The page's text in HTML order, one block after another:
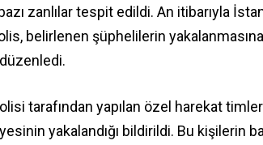
zanlılar tespit edildi. An itibarıyla
belirlenen şüphelilerin
tarafından yapılan özel harekat
yakalandığı bildirildi. Bu kişilerin